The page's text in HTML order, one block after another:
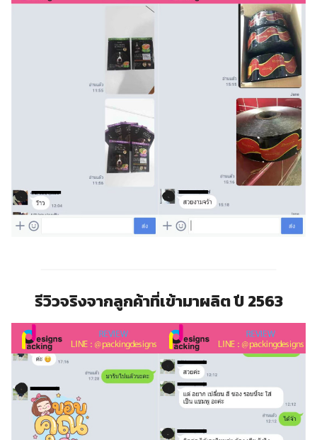
รีวิวจริงจากลูกค้าที่เข้ามาผลิต ปี 2563